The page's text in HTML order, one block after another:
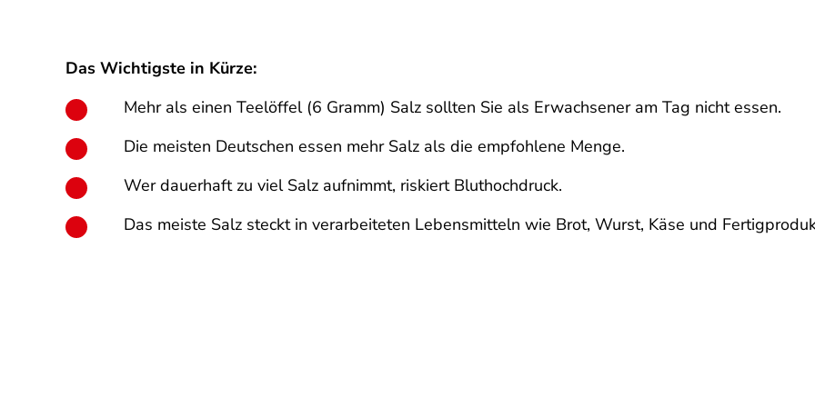
Das Wichtigste in Kürze:
Mehr als einen Teelöffel (6 Gramm) Salz sollten Sie als Erwachsener am Tag nicht essen.
Die meisten Deutschen essen mehr Salz als die empfohlene Menge.
Wer dauerhaft zu viel Salz aufnimmt, riskiert Bluthochdruck.
Das meiste Salz steckt in verarbeiteten Lebensmitteln wie Brot, Wurst, Käse und